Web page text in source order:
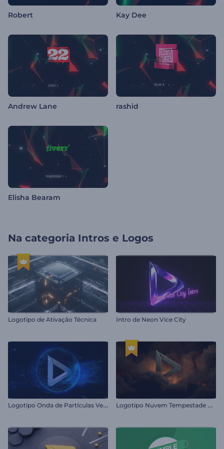
Robert Kay Dee
Andrew Lane rashid
Elisha Bearam
Na categoria Intros e Logos
Logotipo de Ativação Técnica Intro de Neon Vice City
L
ogotipo Onda de Partículas Velozes L
ogotipo Nuvem Tempestade Cinematográfica